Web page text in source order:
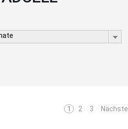
1 2 3 Nächste